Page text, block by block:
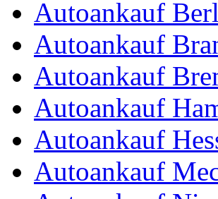
Autoankauf
Autoankauf
Autoankauf
Autoankauf
Autoankauf
Autoankauf